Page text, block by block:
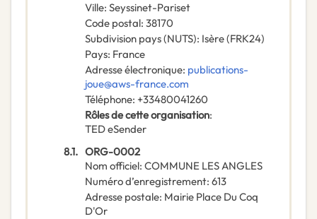
Ville: Seyssinet-Pariset
Code postal: 38170
Subdivision pays (NUTS): Isère(FRK24)
Pays: France
Adresse électronique: publications-
joue@aws-france.com
Téléphone: +33480041260
Rôles de cette organisation:
TED eSender
8.1. ORG-0002
Nom officiel: COMMUNE LES ANGLES
Numéro d’enregistrement: 613
Adresse postale: Mairie Place Du Coq
D'Or